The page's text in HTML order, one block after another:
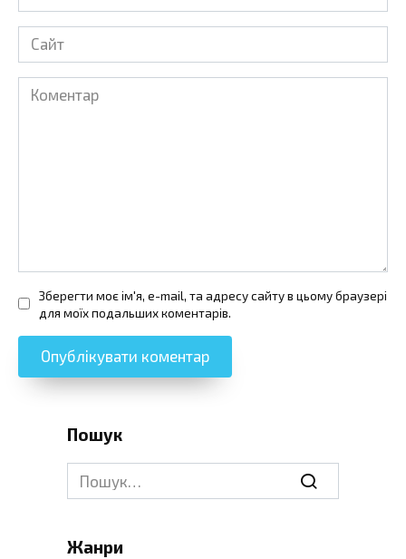
Сайт
Коментар
Зберегти моє ім'я, e-mail, та адресу сайту в цьому браузері
для моїх подальших коментарів.
Пошук
Search
for:
Жанри